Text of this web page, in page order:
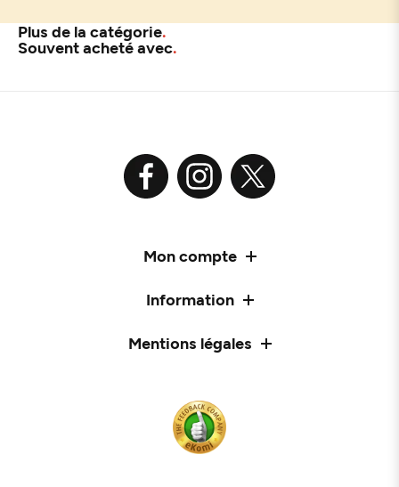
Plus de la catégorie
Souvent acheté avec
Mon compte
Information
Mentions légales